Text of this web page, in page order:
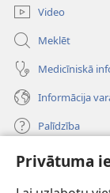
Privātuma
Video
Meklēt
Medicīniskā
Informācija
Palīdzība
Ziedojumi
new